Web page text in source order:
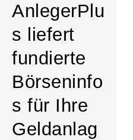
AnlegerPlu
s liefert
fundierte
Börseninfo
s für Ihre
Geldanlag